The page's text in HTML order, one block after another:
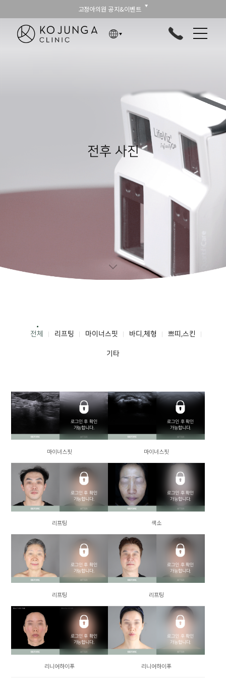
고정아의원 공지&이벤트
전후 사진
전체 리프팅 마이너스핏 바디,체형 쁘띠,스킨
기타
로그인 후 확인
가능합니다.
마이너스핏
로그인 후 확인
가능합니다.
마이너스핏
로그인 후 확인
가능합니다.
리프팅
로그인 후 확인
가능합니다.
색소
로그인 후 확인
가능합니다.
리프팅
로그인 후 확인
가능합니다.
리프팅
로그인 후 확인
가능합니다.
리니어하이푸
로그인 후 확인
가능합니다.
리니어하이푸